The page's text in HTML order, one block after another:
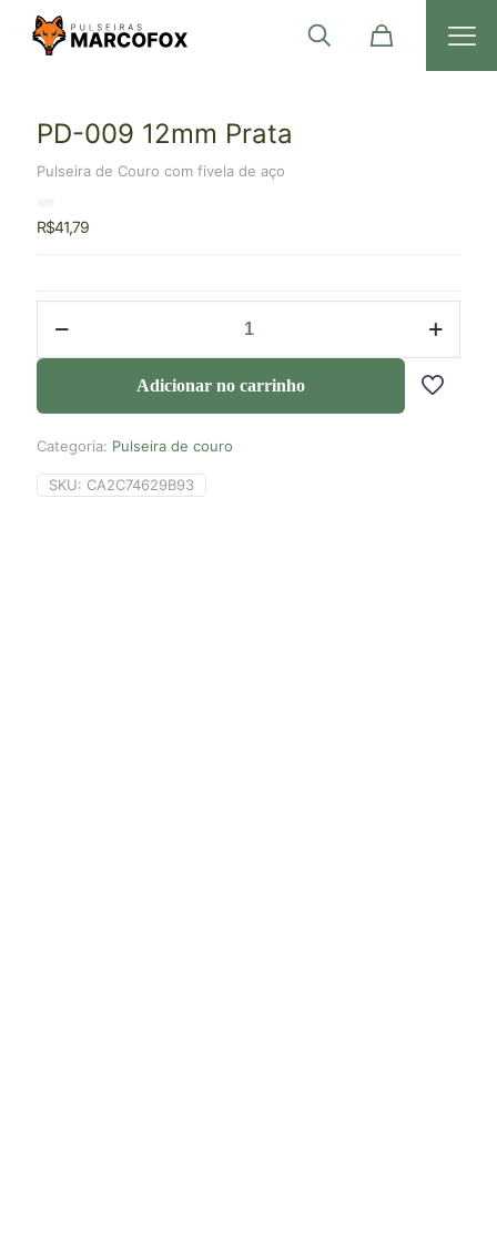
PD-009 12mm Prata
Pulseira de Couro com fivela de aço
R$41,79
Adicionar no carrinho
Categoria: Pulseira de couro
SKU: CA2C74629B93